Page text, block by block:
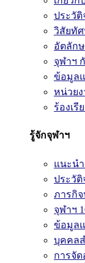
ประวัติ
วิสัยทั
อัตลัก
จุฬาฯ
ข้อมูล
หน่วย
ร้องเ
รู้จักจุฬาฯ
แนะน
ประวัติ
ภารกิ
จุฬาฯ
ข้อมูล
บุคคล
การจั